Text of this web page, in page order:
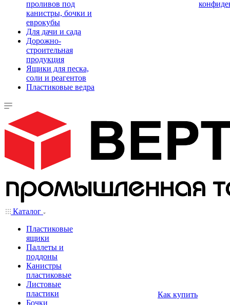
проливов под
канистры, бочки и
еврокубы
Для дачи и сада
Дорожно-
строительная
продукция
Ящики для песка,
соли и реагентов
Пластиковые ведра
Каталог
Пластиковые
ящики
Паллеты и
поддоны
Канистры
пластиковые
Листовые
пластики
Бочки
Как купить